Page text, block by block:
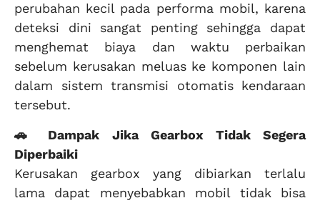
perubahan kecil pada performa mobil, karena
deteksi dini sangat penting sehingga dapat
menghemat biaya dan waktu perbaikan
sebelum kerusakan meluas ke komponen lain
dalam sistem transmisi otomatis kendaraan
tersebut.
🚗 Dampak Jika Gearbox Tidak Segera
Diperbaiki
Kerusakan gearbox yang dibiarkan terlalu
lama dapat menyebabkan mobil tidak bisa